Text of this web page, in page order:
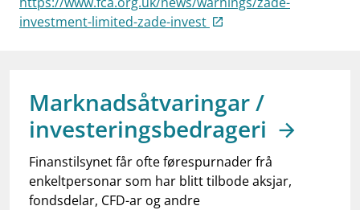
work_outlineJobb hos oss
investment-limited-zade-invest
Marknadsåtvaringar /
investeringsbedrageri
Finanstilsynet får ofte førespurnader frå
enkeltpersonar som har blitt tilbode aksjar,
fondsdelar, CFD-ar og andre